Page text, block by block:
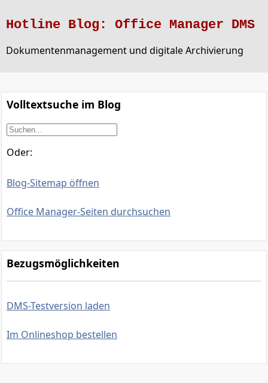
Hotline Blog: Office Manager DMS
Dokumentenmanagement und digitale Archivierung
Volltextsuche im Blog
Oder:
Blog-Sitemap öffnen
Office Manager-Seiten durchsuchen
Bezugsmöglichkeiten
DMS-Testversion laden
Im Onlineshop bestellen